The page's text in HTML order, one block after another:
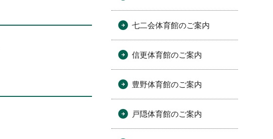
七二会体育館のご案内
信更体育館のご案内
豊野体育館のご案内
戸隠体育館のご案内